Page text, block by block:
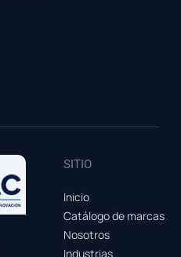
SITIO
Inicio
Catálogo de marcas
Nosotros
Industrias